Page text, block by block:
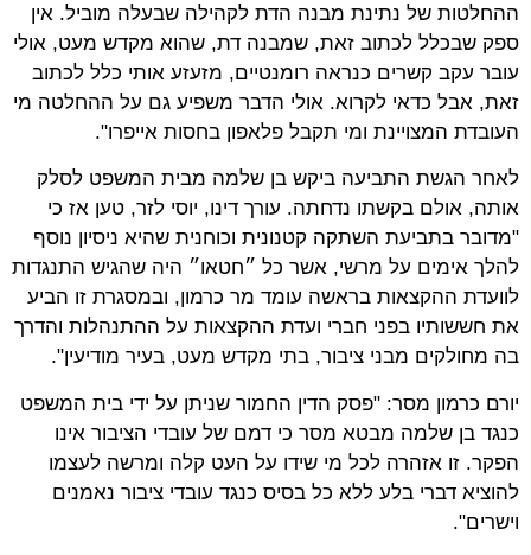
ההחלטות של נתינת מבנה הדת לקהילה שבעלה מוביל. אין
ספק שבכלל לכתוב זאת, שמבנה דת, שהוא מקדש מעט, אולי
עובר עקב קשרים כנראה רומנטיים, מזעזע אותי כלל לכתוב
זאת, אבל כדאי לקרוא. אולי הדבר משפיע גם על ההחלטה מי
העובדת המצויינת ומי תקבל פלאפון בחסות אייפרו".
לאחר הגשת התביעה ביקש בן שלמה מבית המשפט לסלק
אותה, אולם בקשתו נדחתה. עורך דינו, יוסי לזר, טען אז כי
"מדובר בתביעת השתקה קטנונית וכוחנית שהיא ניסיון נוסף
להלך אימים על מרשי, אשר כל ״חטאו״ היה שהגיש התנגדות
לוועדת ההקצאות בראשה עומד מר כרמון, ובמסגרת זו הביע
את חששותיו בפני חברי ועדת ההקצאות על ההתנהלות והדרך
בה מחולקים מבני ציבור, בתי מקדש מעט, בעיר מודיעין".
יורם כרמון מסר: "פסק הדין החמור שניתן על ידי בית המשפט
כנגד בן שלמה מבטא מסר כי דמם של עובדי הציבור אינו
הפקר. זו אזהרה לכל מי שידו על העט קלה ומרשה לעצמו
להוציא דברי בלע ללא כל בסיס כנגד עובדי ציבור נאמנים
וישרים".